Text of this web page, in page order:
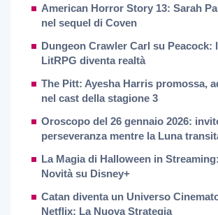
American Horror Story 13: Sarah
nel sequel di Coven
Dungeon Crawler Carl su Peacock:
LitRPG diventa realtà
The Pitt: Ayesha Harris promossa,
nel cast della stagione 3
Oroscopo del 26 gennaio 2026:
perseveranza mentre la Luna
La Magia di Halloween in
Novità su Disney+
Catan diventa un Universo
Netflix: La Nuova Strategia